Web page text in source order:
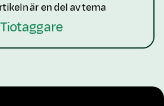
är en del av tema
Tiotaggare